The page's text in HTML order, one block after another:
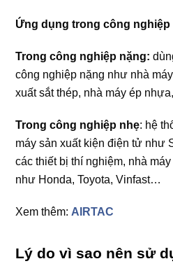
Ứng dụng trong công nghiệp
Trong công nghiệp nặng:
công nghiệp nặng như nhà
xuất sắt thép, nhà máy ép
Trong công nghiệp nhẹ: hệ
máy sản xuất kiện điện tử như
các thiết bị thí nghiệm, nhà
như Honda, Toyota, Vinfast…
Xem thêm: AIRTAC
Lý do vì sao nên sử